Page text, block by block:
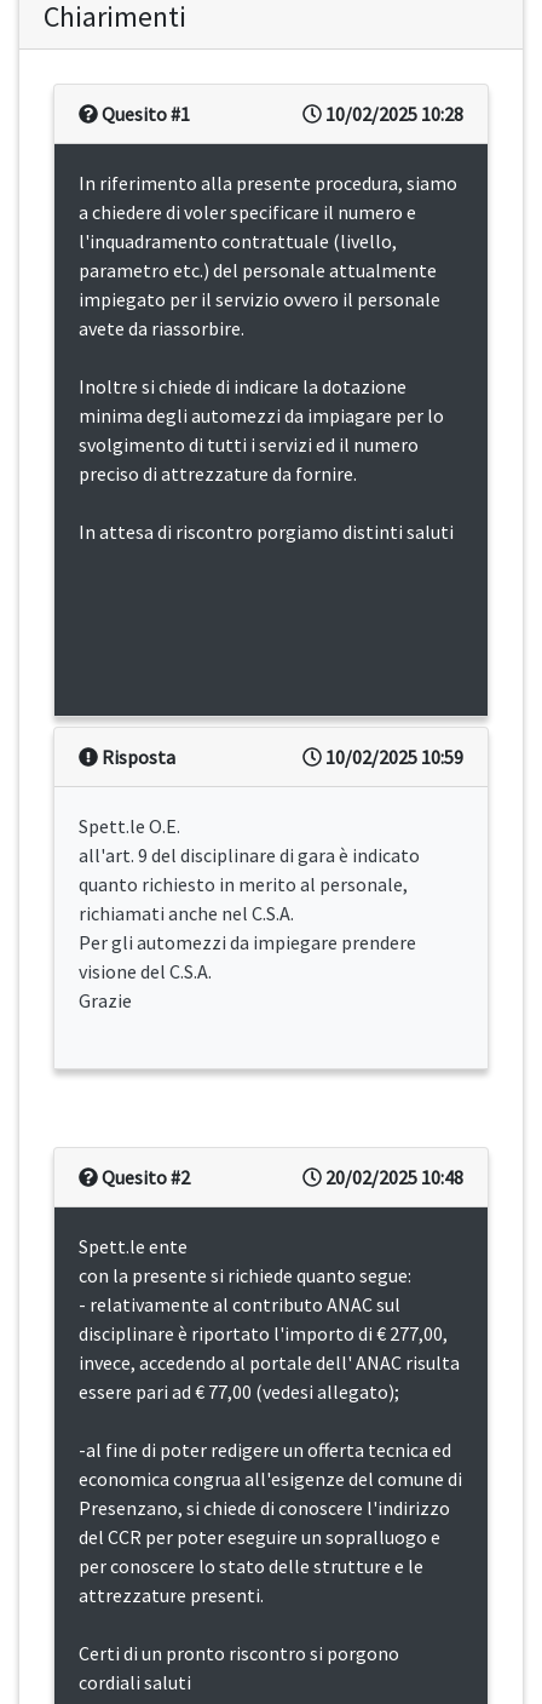
Chiarimenti
10/02/2025 10:28
Quesito #1
In riferimento alla presente procedura, siamo
a chiedere di voler specificare il numero e
l'inquadramento contrattuale (livello,
parametro etc.) del personale attualmente
impiegato per il servizio ovvero il personale
avete da riassorbire.
Inoltre si chiede di indicare la dotazione
minima degli automezzi da impiagare per lo
svolgimento di tutti i servizi ed il numero
preciso di attrezzature da fornire.
In attesa di riscontro porgiamo distinti saluti
10/02/2025 10:59
Risposta
Spett.le O.E.
all'art. 9 del disciplinare di gara è indicato
quanto richiesto in merito al personale,
richiamati anche nel C.S.A.
Per gli automezzi da impiegare prendere
visione del C.S.A.
Grazie
20/02/2025 10:48
Quesito #2
Spett.le ente
con la presente si richiede quanto segue:
- relativamente al contributo ANAC sul
disciplinare è riportato l'importo di € 277,00,
invece, accedendo al portale dell' ANAC risulta
essere pari ad € 77,00 (vedesi allegato);
-al fine di poter redigere un offerta tecnica ed
economica congrua all'esigenze del comune di
Presenzano, si chiede di conoscere l'indirizzo
del CCR per poter eseguire un sopralluogo e
per conoscere lo stato delle strutture e le
attrezzature presenti.
Certi di un pronto riscontro si porgono
cordiali saluti